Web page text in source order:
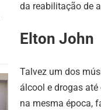
da reabilitação de
Elton John
Talvez um dos
álcool e drogas
na mesma época,